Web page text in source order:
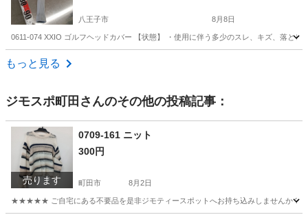
八王子市 8月8日
0611-074 XXIO ゴルフヘッドカバー 【状態】 ・使用に伴う多少のスレ、キズ、落と
東京 八王子市
もっと見る
ジモスポ町田 さんのその他の投稿記事：
売ります
0709-161 ニット
300円
町田市 8月2日
★★★★★ ご自宅にある不要品を是非ジモティースポットへお持ち込みしませんか？